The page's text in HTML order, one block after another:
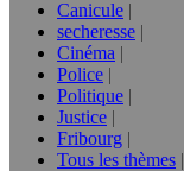
Canicule
secheresse
Cinéma
Police
Politique
Justice
Fribourg
Tous les thèmes